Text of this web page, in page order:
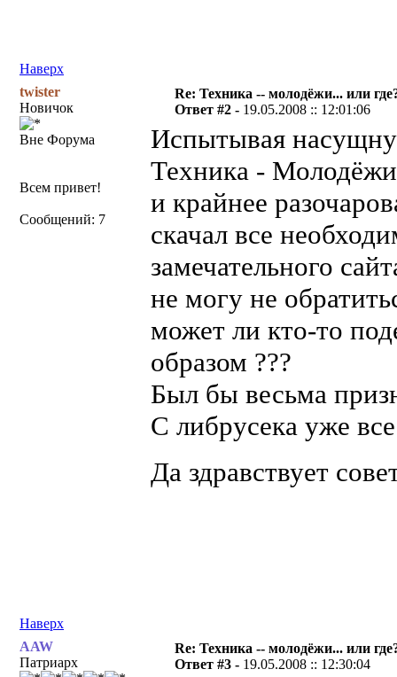
Наверх
twister
Новичок
Вне Форума
Всем привет!
Сообщений: 7
Re: Техника -- молодёжи... или
Ответ #2 - 19.05.2008 :: 12:01:06
Испытывая
Техника -
и крайнее
скачал все
замечательного
не могу не
может ли кто-то
образом ???
Был бы весьма
С либрусека уже
Да здравствует
Наверх
AAW
Патриарх
Re: Техника -- молодёжи... или
Ответ #3 - 19.05.2008 :: 12:30:04